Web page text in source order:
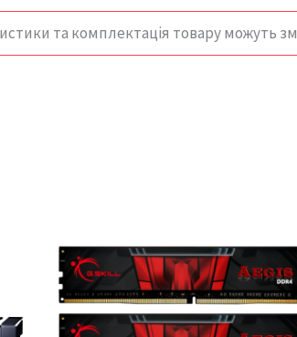
та комплектація товару можуть